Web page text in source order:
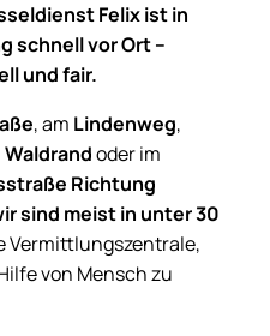
Felix ist in
schnell vor Ort –
und fair.
, am Lindenweg,
Waldrandoder im
Richtung
sind meist in unter 30
Vermittlungszentrale,
von Mensch zu